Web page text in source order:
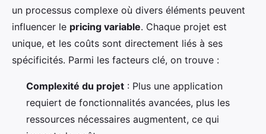
un processus complexe où divers éléments peuvent
influencer le pricing variable. Chaque projet est
unique, et les coûts sont directement liés à ses
spécificités. Parmi les facteurs clé, on trouve :
Complexité du projet : Plus une application
requiert de fonctionnalités avancées, plus les
ressources nécessaires augmentent, ce qui